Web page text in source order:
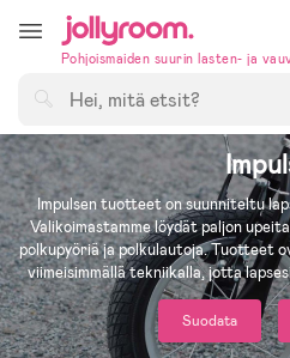
till
innehålletPohjoismaiden suurin lasten- ja
Impulsen tuotteet on suunniteltu
Valikoimastamme löydät paljon
polkupyöriä ja polkulautoja. Tuotteet
viimeisimmällä tekniikalla, jotta
Suodata